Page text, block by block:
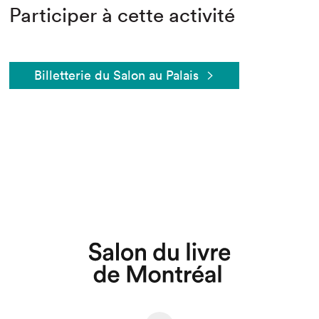
Participer à cette activité
Billetterie du Salon au Palais